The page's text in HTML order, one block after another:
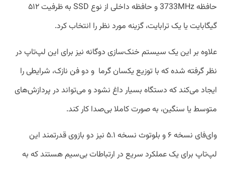
حافظه 3733MHz و حافظه داخلی از نوع SSD به ظرفیت ۵۱۲
گیگابایت یا یک ترابایت، گزینه مورد نظر را انتخاب کرد.
علاوه بر این یک سیستم خنک‌سازی دوگانه نیز برای این لپ‌تاپ در
نظر گرفته شده که با توزیع یکسان گرما و دو فن نازک، شرایطی را
ایجاد می‌‎کند که دستگاه بسیار داغ نشود و می‌تواند در پردازش‌های
متوسط یا سنگین، به صورت کاملا بی‌صدا کار کند.
وای‌فای نسخه ۶ و بلوتوث نسخه ۵.۱ نیز دو بازوی قدرتمند این
لپ‌تاپ برای یک عملکرد سریع در ارتباطات بی‌‎سیم هستند که به